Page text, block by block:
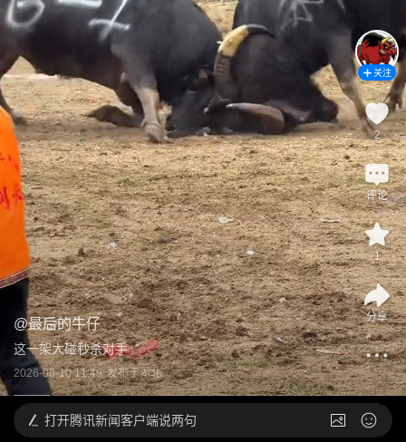
@最后的牛仔
这一架大碰秒杀对手
2026-06-10 11:49 发布于湖北
关注
2
评论
1
分享
打开腾讯新闻客户端说两句